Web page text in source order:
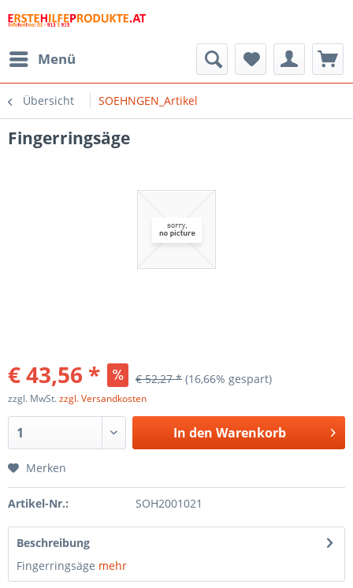
Menü
Übersicht SOEHNGEN_Artikel
Fingerringsäge
€ 43,56 * € 52,27 * (16,66% gespart)
zzgl. MwSt.zzgl. Versandkosten
In den Warenkorb
Merken
Artikel-Nr.: SOH2001021
Beschreibung
Fingerringsäge mehr